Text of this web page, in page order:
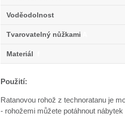
Voděodolnost
Tvarovatelný nůžkami
Materiál
Použití:
Ratanovou rohož z technoratanu je
- rohožemi můžete potáhnout